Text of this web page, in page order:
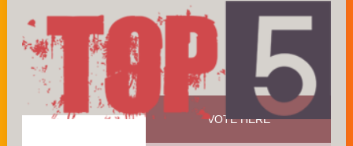
VOTE HERE